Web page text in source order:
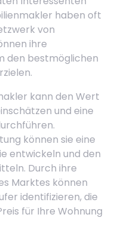
haben oft
von
ihre
den bestmöglichen
kann den Wert
und eine
können sie eine
entwickeln und den
Durch ihre
Marktes können
identifizieren, die
für Ihre Wohnung